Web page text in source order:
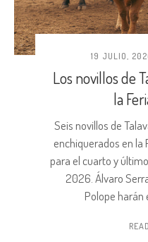
19 JULIO,
Los novillos de
la
Seis novillos de
enchiquerados en la
para el cuarto y
2026. Álvaro
Polope harán